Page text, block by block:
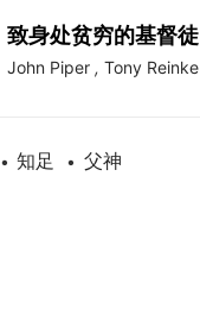
致身处贫穷的基督徒
John Piper , Tony Reinke
• 知足 • 父神